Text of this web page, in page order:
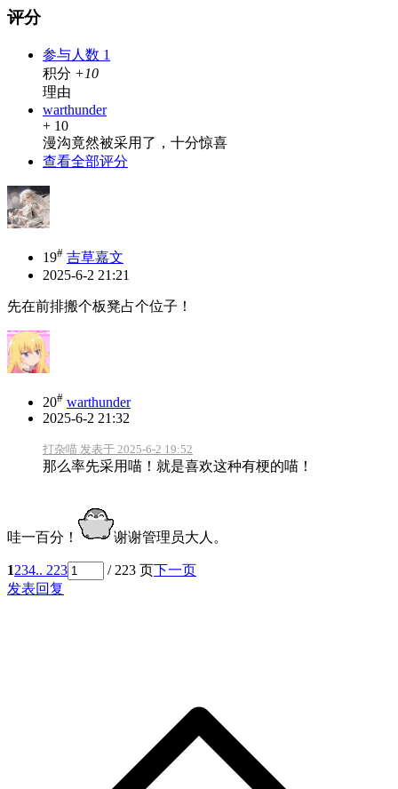
评分
参与人数 1
积分 +10
理由
warthunder
+ 10
漫沟竟然被采用了，十分惊喜
查看全部评分
19# 吉草嘉文
2025-6-2 21:21
先在前排搬个板凳占个位子！
20# warthunder
2025-6-2 21:32
打杂喵 发表于 2025-6-2 19:52
那么率先采用喵！就是喜欢这种有梗的喵！
哇一百分！ 谢谢管理员大人。
1234.. 223 / 223 页下一页
发表回复